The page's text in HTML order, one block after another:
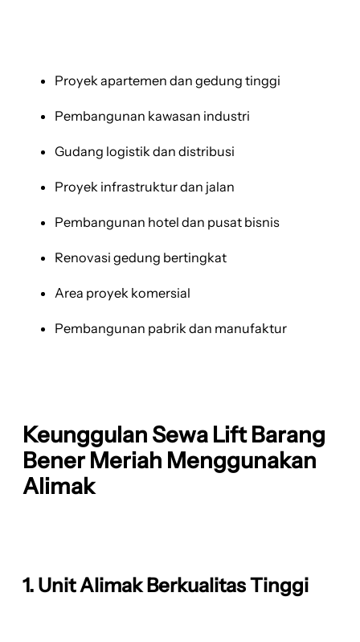
Proyek apartemen dan gedung tinggi
Pembangunan kawasan industri
Gudang logistik dan distribusi
Proyek infrastruktur dan jalan
Pembangunan hotel dan pusat bisnis
Renovasi gedung bertingkat
Area proyek komersial
Pembangunan pabrik dan manufaktur
Keunggulan Sewa Lift Barang
Bener Meriah Menggunakan
Alimak
1. Unit Alimak Berkualitas Tinggi